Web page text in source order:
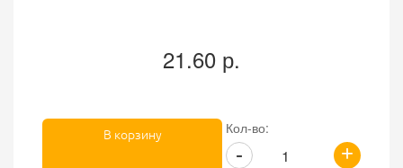
21.60 р.
Кол-во:
+
-
В корзину